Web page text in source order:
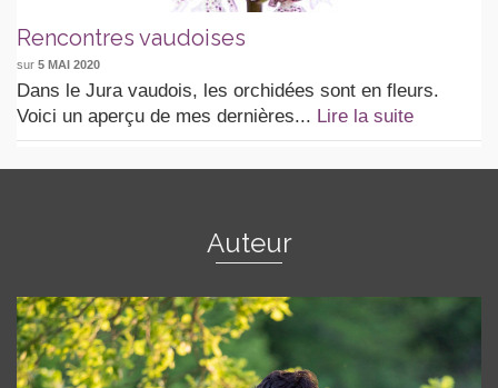
Rencontres vaudoises
sur 5 MAI 2020
Dans le Jura vaudois, les orchidées sont en fleurs.
Voici un aperçu de mes dernières... Lire la suite
Auteur